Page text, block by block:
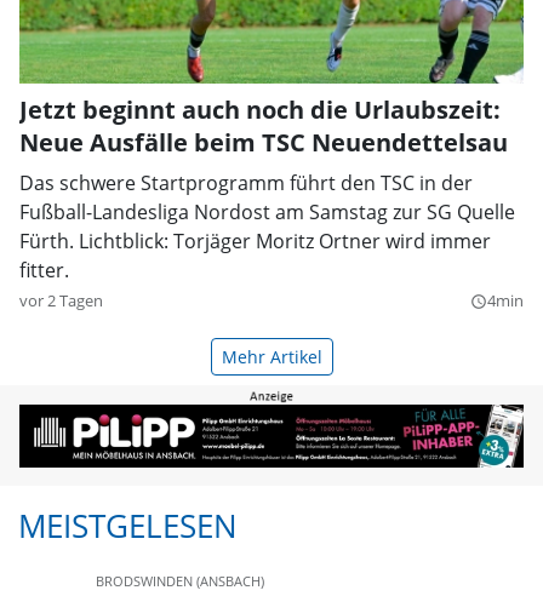
Jetzt beginnt auch noch die Urlaubszeit:
Neue Ausfälle beim TSC Neuendettelsau
Das schwere Startprogramm führt den TSC in der
Fußball-Landesliga Nordost am Samstag zur SG Quelle
Fürth. Lichtblick: Torjäger Moritz Ortner wird immer
fitter.
vor 2 Tagen query_builder4min
Mehr Artikel
MEISTGELESEN
BRODSWINDEN (ANSBACH)